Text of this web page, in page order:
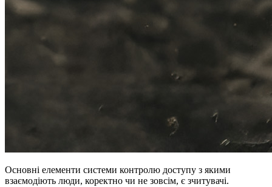
Основні елементи системи контролю доступу з якими
взаємодіють люди, коректно чи не зовсім, є зчитувачі.